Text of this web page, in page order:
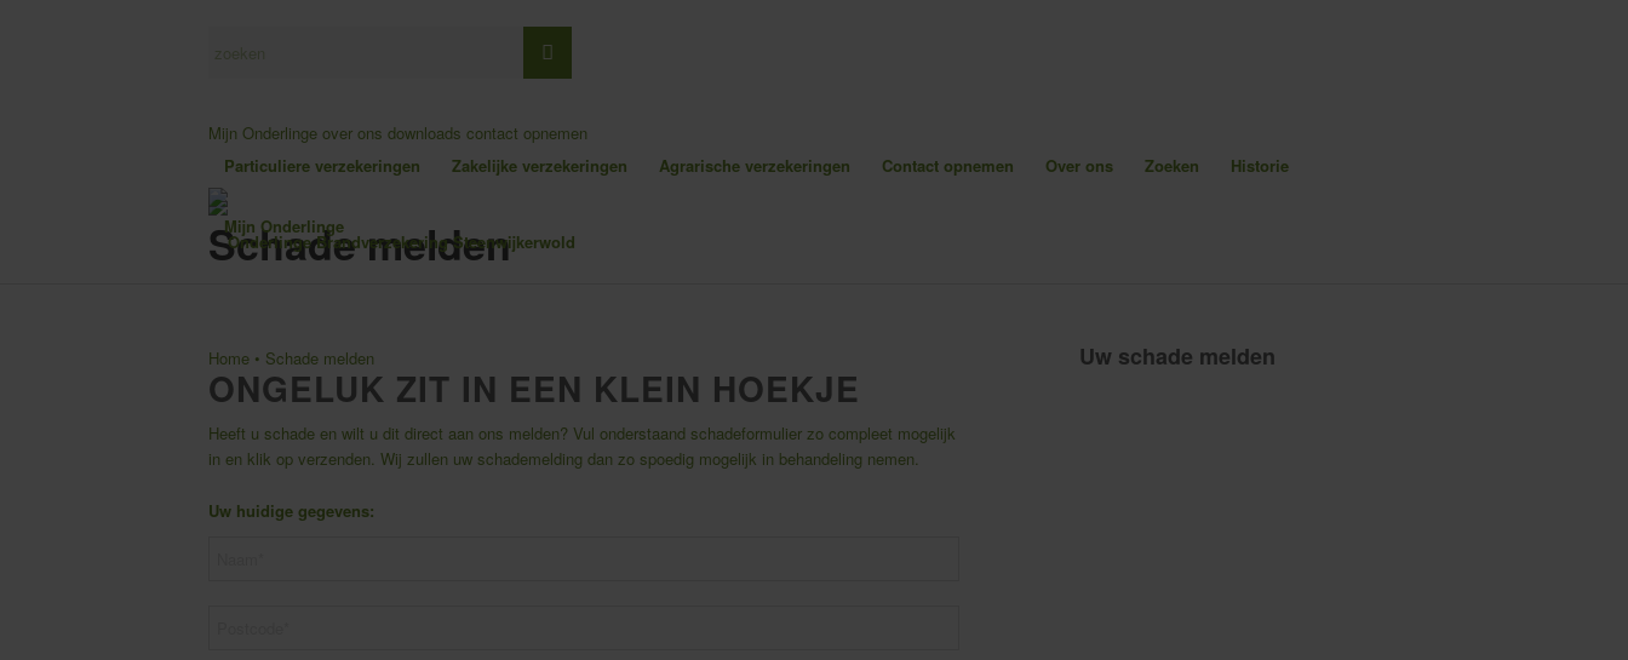
Mijn Onderlinge over ons downloads contact opnemen
Particuliere verzekeringen
Zakelijke verzekeringen Agrarische verzekeringen Contact opnemen Over ons Zoeken Historie
Mijn Onderlinge
Schade melden
Home • Schade melden
ONGELUK ZIT IN EEN KLEIN HOEKJE
Heeft u schade en wilt u dit direct aan ons melden? Vul onderstaand schadeformulier zo compleet mogelijk
in en klik op verzenden. Wij zullen uw schademelding dan zo spoedig mogelijk in behandeling nemen.
Uw huidige gegevens:
Uw schade melden